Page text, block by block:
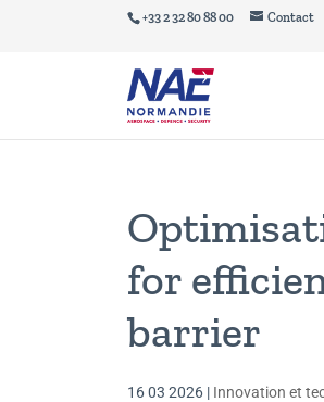
+33 2 32 80 88 00 Contact
for
barrier
16 03 2026 | Innovation et